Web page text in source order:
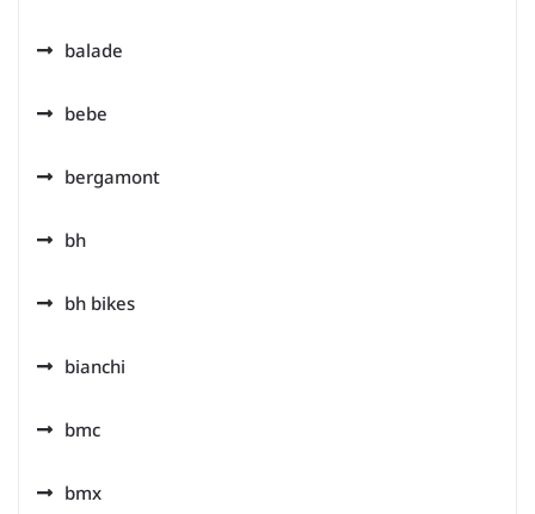
balade
bebe
bergamont
bh
bh bikes
bianchi
bmc
bmx